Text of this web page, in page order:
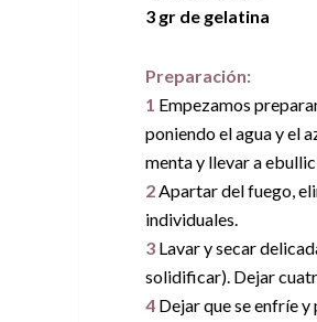
3 gr de gelatina
Preparación:
1 Empezamos
poniendo el agua y el
menta y llevar a
2Apartar del fuego,
individuales.
3 Lavar y secar
solidificar). Dejar
4 Dejar que se enfríe